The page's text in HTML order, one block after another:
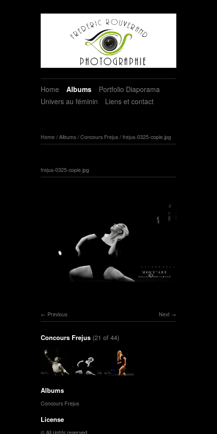
Home Albums
Portfolio Diaporama
Univers au féminin
Liens et contact
Home / Albums / Concours Frejus / frejus-0325-copie.jpg
frejus-0325-copie.jpg
Next
Previous
Concours Frejus (21 of 44)
Albums
Concours Frejus
License
© All rights reserved